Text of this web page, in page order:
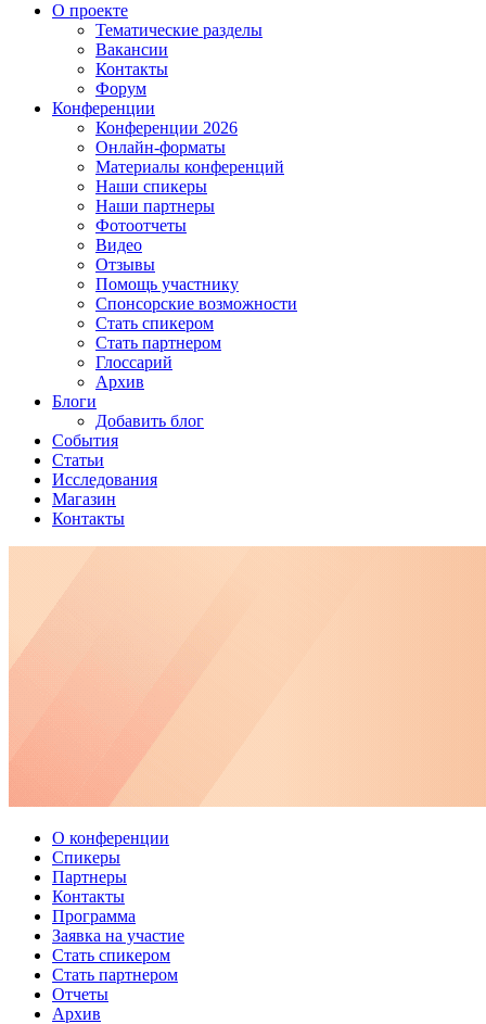
О проекте
Тематические разделы
Вакансии
Контакты
Форум
Конференции
Конференции 2026
Онлайн-форматы
Материалы конференций
Наши спикеры
Наши партнеры
Фотоотчеты
Видео
Отзывы
Помощь участнику
Спонсорские возможности
Стать спикером
Стать партнером
Глоссарий
Архив
Блоги
Добавить блог
События
Статьи
Исследования
Магазин
Контакты
О конференции
Спикеры
Партнеры
Контакты
Программа
Заявка на участие
Стать спикером
Стать партнером
Отчеты
Архив